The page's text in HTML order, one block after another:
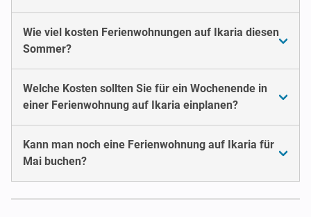
Wie viel kosten Ferienwohnungen auf Ikaria diesen
Sommer?
Welche Kosten sollten Sie für ein Wochenende in
einer Ferienwohnung auf Ikaria einplanen?
Kann man noch eine Ferienwohnung auf Ikaria für
Mai buchen?